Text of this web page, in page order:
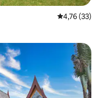
Середня
4,76 (33)